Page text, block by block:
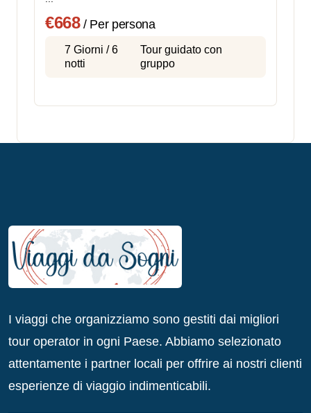
€668/ Per persona
7 Giorni / 6
notti
Tour guidato con
gruppo
I viaggi che organizziamo sono gestiti dai migliori
tour operator in ogni Paese. Abbiamo selezionato
attentamente i partner locali per offrire ai nostri clienti
esperienze di viaggio indimenticabili.